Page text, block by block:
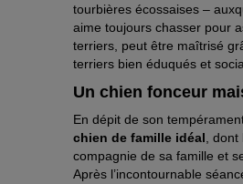
tourbières écossaises –
aime toujours chasser pour
terriers, peut être maîtrisé
terriers bien éduqués et
Un chien fonceur
En dépit de son
chien de famille idéal ,
compagnie de sa famille et
Après l’incontournable